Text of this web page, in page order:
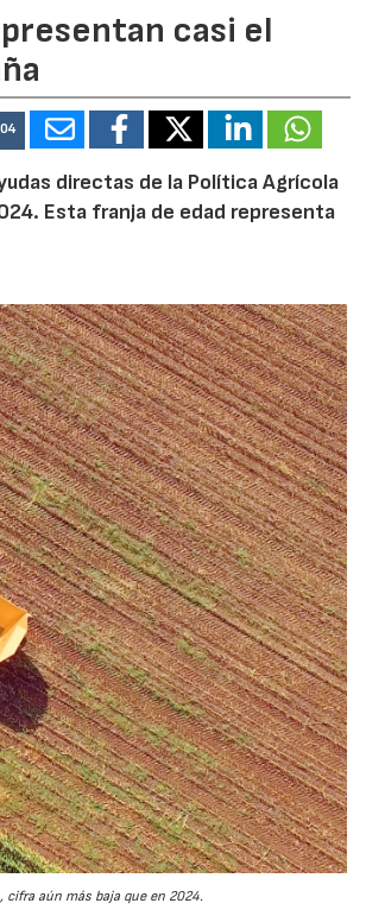
casi el
directas de la Política Agrícola
Esta franja de edad representa
aún más baja que en 2024.